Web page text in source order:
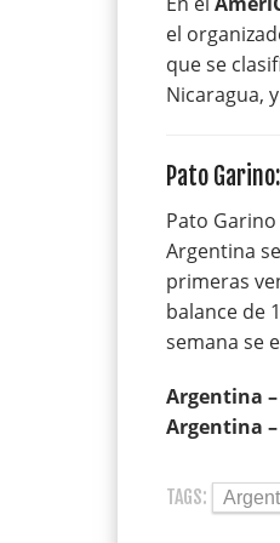
el
que se
Nicaragua,
Pato
Pato
Argentina
primeras
balance de
semana se
Argentina
Argentina
TAGS: